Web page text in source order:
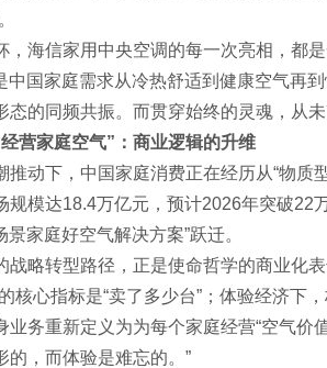
，海信家用中央空调的每一次亮相，都
中国家庭需求从冷热舒适到健康空气再
态的同频共振。而贯穿始终的灵魂，从
营家庭空气”：商业逻辑的升维
推动下，中国家庭消费正在经历从“物质
规模达18.4万亿元，预计2026年突破22
景家庭好空气解决方案”跃迁。
战略转型路径，正是使命哲学的商业化
核心指标是“卖了多少台”；体验经济下
业务重新定义为为每个家庭经营“空气价
的，而体验是难忘的。”